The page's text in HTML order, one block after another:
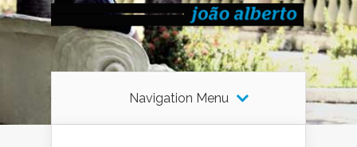
Navigation Menu